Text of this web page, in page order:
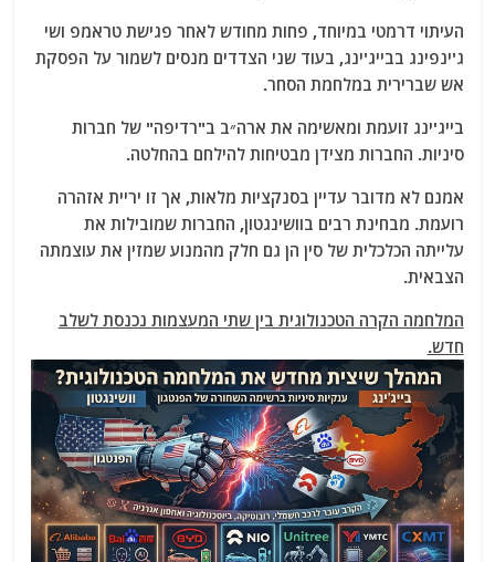
העיתוי דרמטי במיוחד, פחות מחודש לאחר פגישת טראמפ ושי
ג'ינפינג בבייג'ינג, בעוד שני הצדדים מנסים לשמור על הפסקת
אש שברירית במלחמת הסחר.
בייג'ינג זועמת ומאשימה את ארה״ב ב"רדיפה" של חברות
סיניות. החברות מצידן מבטיחות להילחם בהחלטה.
אמנם לא מדובר עדיין בסנקציות מלאות, אך זו יריית אזהרה
רועמת. מבחינת רבים בוושינגטון, החברות שמובילות את
עלייתה הכלכלית של סין הן גם חלק מהמנוע שמזין את עוצמתה
הצבאית.
המלחמה הקרה הטכנולוגית בין שתי המעצמות נכנסת לשלב
חדש.